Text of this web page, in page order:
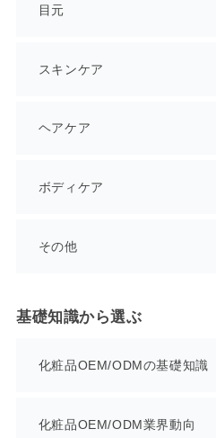
目元
スキンケア
ヘアケア
ボディケア
その他
基礎知識から選ぶ
化粧品OEM/ODMの基礎知識
化粧品OEM/ODM業界動向